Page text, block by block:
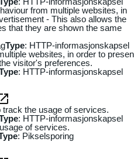
from multiple websites, in
- This also allows the
that they are shown the same
Type: HTTP-informasjonskapsel
websites, in order to
visitor's preferences.
: HTTP-informasjonskapsel
the usage of services.
: HTTP-informasjonskapsel
of services.
: Pikselsporing